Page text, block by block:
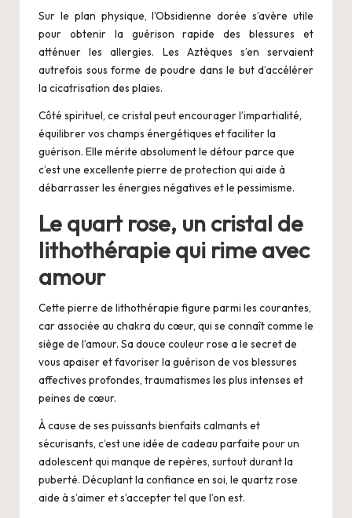
Sur le plan physique, l’Obsidienne dorée s’avère utile
pour obtenir la guérison rapide des blessures et
atténuer les allergies. Les Aztèques s’en servaient
autrefois sous forme de poudre dans le but d’accélérer
la cicatrisation des plaies.
Côté spirituel, ce cristal peut encourager l’impartialité,
équilibrer vos champs énergétiques et faciliter la
guérison. Elle mérite absolument le détour parce que
c’est une excellente pierre de protection qui aide à
débarrasser les énergies négatives et le pessimisme.
Le quart rose, un cristal de
lithothérapie qui rime avec
amour
Cette pierre de lithothérapie figure parmi les courantes,
car associée au chakra du cœur, qui se connaît comme le
siège de l’amour. Sa douce couleur rose a le secret de
vous apaiser et favoriser la guérison de vos blessures
affectives profondes, traumatismes les plus intenses et
peines de cœur.
À cause de ses puissants bienfaits calmants et
sécurisants, c’est une idée de cadeau parfaite pour un
adolescent qui manque de repères, surtout durant la
puberté. Décuplant la confiance en soi, le quartz rose
aide à s’aimer et s’accepter tel que l’on est.